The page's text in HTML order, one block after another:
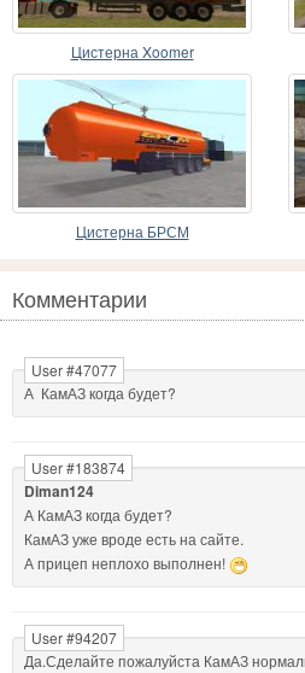
Цистерна Xoomer
Цистерна БРСМ
Комментарии
А КамАЗ когда будет?
User #47077
Diman124
А КамАЗ когда будет?
КамАЗ уже вроде есть на сайте.
А прицеп неплохо выполнен!
User #183874
Да.Сделайте пожалуйста КамАЗ
User #94207